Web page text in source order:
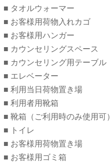
■ タオルウォーマー
■ お客様用荷物入れカゴ
■ お客様用ハンガー
■ カウンセリングスペース
■ カウンセリング用テーブル
■ エレベーター
■ 利用当日荷物置き場
■ 利用者用靴箱
■ 靴箱（ご利用時のみ使用可）
■ トイレ
■ お客様用荷物置き場
■ お客様用ゴミ箱